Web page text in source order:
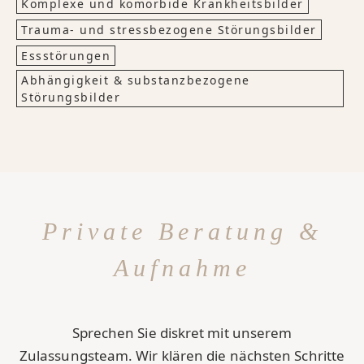
Komplexe und komorbide Krankheitsbilder
Trauma- und stressbezogene Störungsbilder
Essstörungen
Abhängigkeit & substanzbezogene
Störungsbilder
Private Beratung &
Aufnahme
Sprechen Sie diskret mit unserem
Zulassungsteam. Wir klären die nächsten Schritte